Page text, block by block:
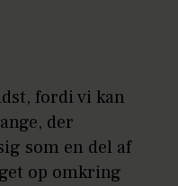
fordi vi kan
der
som en del af
op omkring